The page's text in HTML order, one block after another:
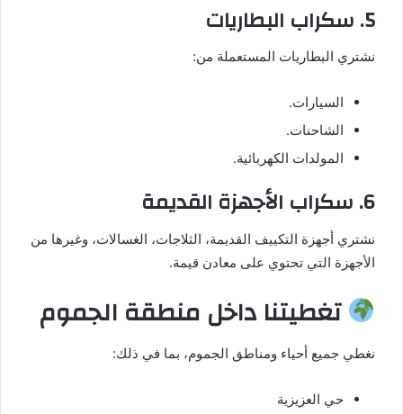
5. سكراب البطاريات
نشتري البطاريات المستعملة من:
السيارات.
الشاحنات.
المولدات الكهربائية.
6. سكراب الأجهزة القديمة
نشتري أجهزة التكييف القديمة، الثلاجات، الغسالات، وغيرها من
الأجهزة التي تحتوي على معادن قيمة.
تغطيتنا داخل منطقة الجموم
نغطي جميع أحياء ومناطق الجموم، بما في ذلك:
حي العزيزية